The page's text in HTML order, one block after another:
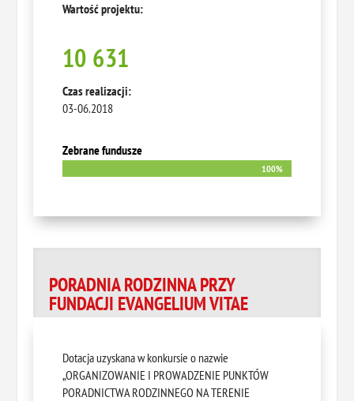
Wartość projektu:
10 631
Czas realizacji:
03-06.2018
Zebrane fundusze
100%
100%
PORADNIA RODZINNA PRZY
FUNDACJI EVANGELIUM VITAE
Dotacja uzyskana w konkursie o nazwie
„ORGANIZOWANIE I PROWADZENIE PUNKTÓW
PORADNICTWA RODZINNEGO NA TERENIE